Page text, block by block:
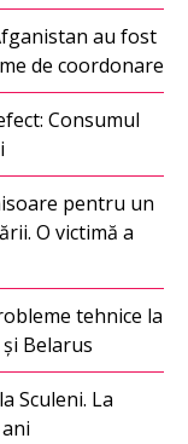
au fost
de coordonare
Consumul
pentru un
O victimă a
tehnice la
Belarus
Sculeni. La